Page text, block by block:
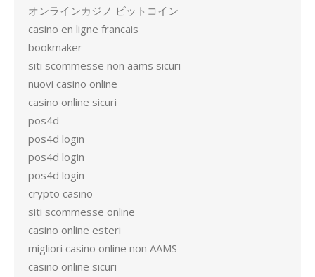
オンラインカジノ ビットコイン
casino en ligne francais
bookmaker
siti scommesse non aams sicuri
nuovi casino online
casino online sicuri
pos4d
pos4d login
pos4d login
pos4d login
crypto casino
siti scommesse online
casino online esteri
migliori casino online non AAMS
casino online sicuri